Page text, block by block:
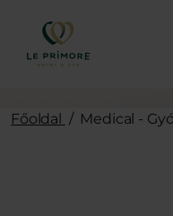
Főoldal / Medical -